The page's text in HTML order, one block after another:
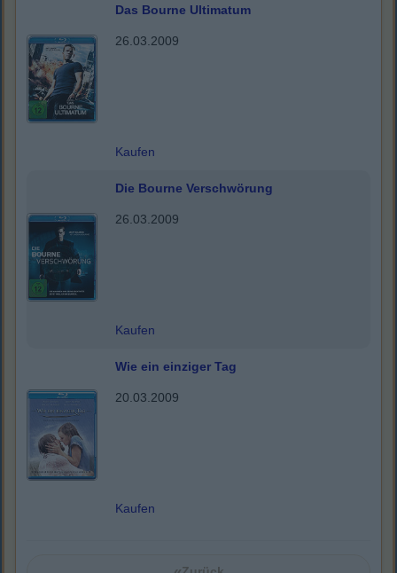
Das Bourne Ultimatum
26.03.2009
Kaufen
Die Bourne Verschwörung
26.03.2009
Kaufen
Wie ein einziger Tag
20.03.2009
Kaufen